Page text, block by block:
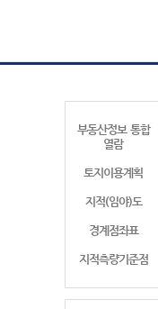
부동산정보 통합
열람
토지이용계획
지적(임야)도
경계점좌표
지적측량기준점